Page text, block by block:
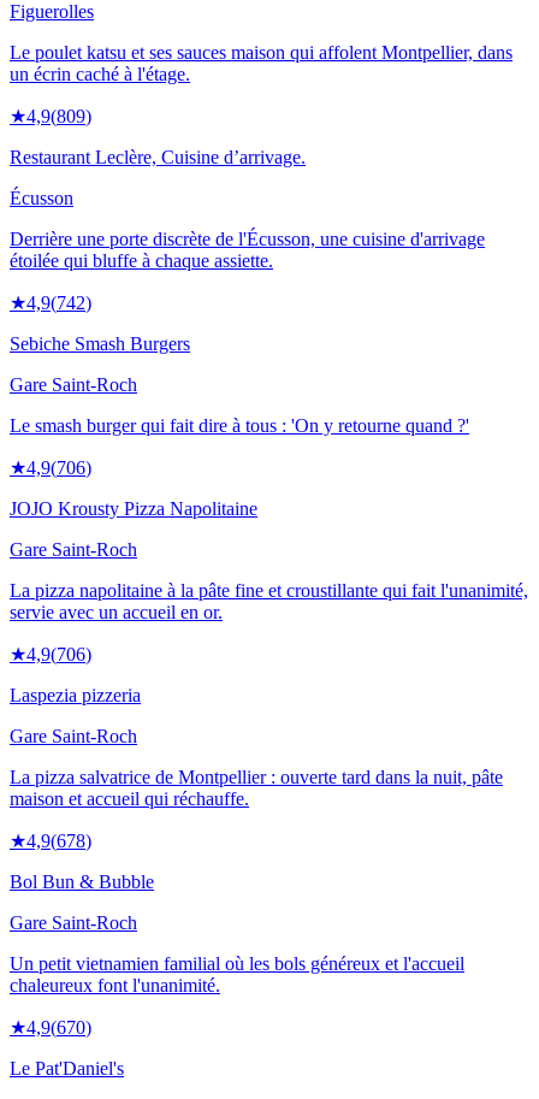
Figuerolles
Le poulet katsu et ses sauces maison qui affolent Montpellier, dans
un écrin caché à l'étage.
★4,9(809)
Restaurant Leclère, Cuisine d’arrivage.
Écusson
Derrière une porte discrète de l'Écusson, une cuisine d'arrivage
étoilée qui bluffe à chaque assiette.
★4,9(742)
Sebiche Smash Burgers
Gare Saint-Roch
Le smash burger qui fait dire à tous : 'On y retourne quand ?'
★4,9(706)
JOJO Krousty Pizza Napolitaine
Gare Saint-Roch
La pizza napolitaine à la pâte fine et croustillante qui fait l'unanimité,
servie avec un accueil en or.
★4,9(706)
Laspezia pizzeria
Gare Saint-Roch
La pizza salvatrice de Montpellier : ouverte tard dans la nuit, pâte
maison et accueil qui réchauffe.
★4,9(678)
Bol Bun & Bubble
Gare Saint-Roch
Un petit vietnamien familial où les bols généreux et l'accueil
chaleureux font l'unanimité.
★4,9(670)
Le Pat'Daniel's